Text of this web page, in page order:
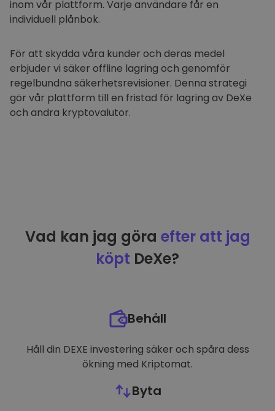
inom vår plattform. Varje användare får en
individuell plånbok.
För att skydda våra kunder och deras medel
erbjuder vi säker offline lagring och genomför
regelbundna säkerhetsrevisioner. Denna strategi
gör vår plattform till en fristad för lagring av DeXe
och andra kryptovalutor.
Vad kan jag göra efter att jag
köpt DeXe?
Behåll
Håll din DEXE investering säker och spåra dess
ökning med Kriptomat.
Byta